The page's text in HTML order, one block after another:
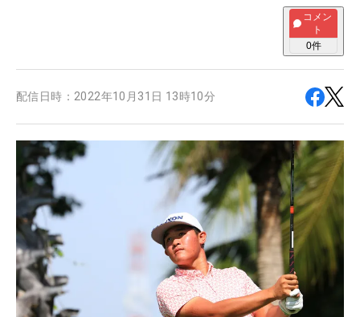
コメン
ト
0件
配信日時： 2022年10月31日 13時10分